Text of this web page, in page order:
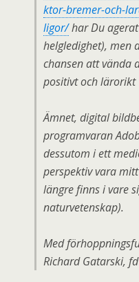
ktor-bremer-och-
ligor/har Du
helgledighet), men
chansen att vända
positivt och lärorikt
Ämnet, digital
programvaran
dessutom i ett
perspektiv vara
längre finns i vare
naturvetenskap).
Med
Richard Gatarski,